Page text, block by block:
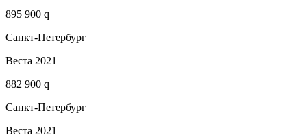
895 900 q
Санкт-Петербург
Веста 2021
882 900 q
Санкт-Петербург
Веста 2021